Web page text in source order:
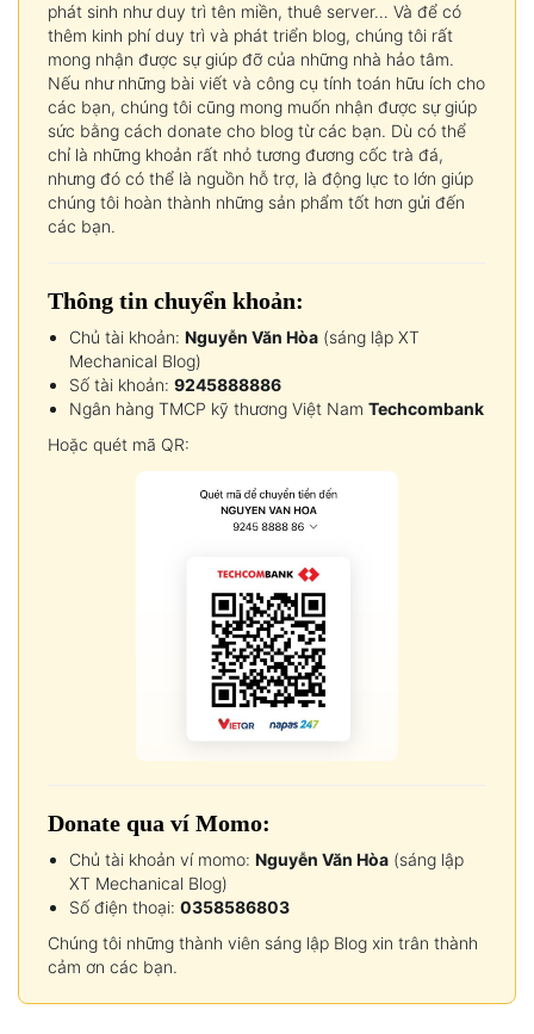
phát sinh như duy trì tên miền, thuê server… Và để có
thêm kinh phí duy trì và phát triển blog, chúng tôi rất
mong nhận được sự giúp đỡ của những nhà hảo tâm.
Nếu như những bài viết và công cụ tính toán hữu ích cho
các bạn, chúng tôi cũng mong muốn nhận được sự giúp
sức bằng cách donate cho blog từ các bạn. Dù có thể
chỉ là những khoản rất nhỏ tương đương cốc trà đá,
nhưng đó có thể là nguồn hỗ trợ, là động lực to lớn giúp
chúng tôi hoàn thành những sản phẩm tốt hơn gửi đến
các bạn.
Thông tin chuyển khoản:
Chủ tài khoản: Nguyễn Văn Hòa (sáng lập XT
Mechanical Blog)
Số tài khoản: 9245888886
Ngân hàng TMCP kỹ thương Việt Nam Techcombank
Hoặc quét mã QR:
Donate qua ví Momo:
Chủ tài khoản ví momo: Nguyễn Văn Hòa (sáng lập
XT Mechanical Blog)
Số điện thoại: 0358586803
Chúng tôi những thành viên sáng lập Blog xin trân thành
cảm ơn các bạn.